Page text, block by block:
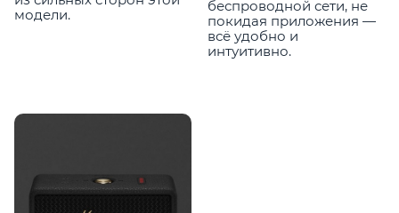
модели.
беспроводной сети, не
покидая приложения —
всё удобно и
интуитивно.